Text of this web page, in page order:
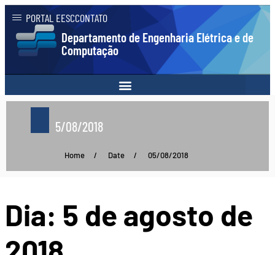
Departamento de Engenharia Elétrica e de
Computação
PORTAL EESCCONTATO
5/08/2018
Home / Date / 05/08/2018
Dia: 5 de agosto de